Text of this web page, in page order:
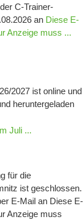
C-Trainer-
an Diese E-
Anzeige muss ...
2027 ist online und
heruntergeladen
Juli ...
für die
ist geschlossen.
E-Mail an Diese E-
Anzeige muss